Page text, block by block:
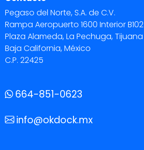
Pegaso del Norte, S.A. de C.V.
Rampa Aeropuerto 1600 Interior B102
Plaza Alameda, La Pechuga, Tijuana
Baja California, México
C.P. 22425
664-851-0623
info@okdock.mx